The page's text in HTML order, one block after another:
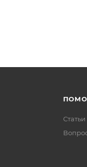
Статьи